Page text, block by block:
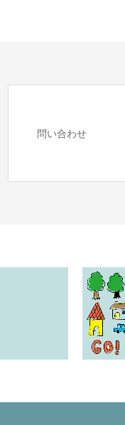
問い合わせ